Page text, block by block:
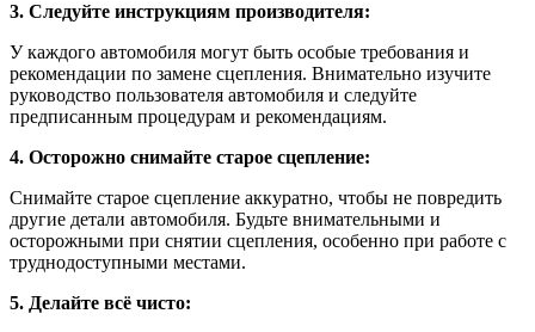
3. Следуйте инструкциям производителя:
У каждого автомобиля могут быть особые требования и
рекомендации по замене сцепления. Внимательно изучите
руководство пользователя автомобиля и следуйте
предписанным процедурам и рекомендациям.
4. Осторожно снимайте старое сцепление:
Снимайте старое сцепление аккуратно, чтобы не повредить
другие детали автомобиля. Будьте внимательными и
осторожными при снятии сцепления, особенно при работе с
труднодоступными местами.
5. Делайте всё чисто: